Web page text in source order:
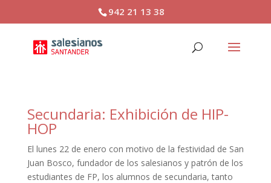
942 21 13 38
Secundaria: Exhibición de HIP-
HOP
El lunes 22 de enero con motivo de la festividad de San
Juan Bosco, fundador de los salesianos y patrón de los
estudiantes de FP, los alumnos de secundaria, tanto